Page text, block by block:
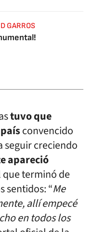
GARROS
tuvo que
convencido
seguir creciendo
apareció
terminó de
sentidos: “Me
allí empecé
en todos los